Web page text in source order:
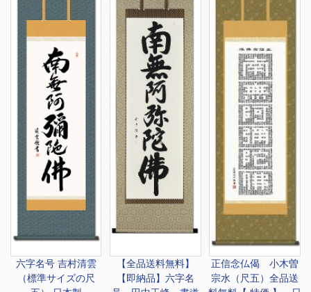
六字名号 吉村清雲
（標準サイズの尺
【全品送料無料】
【即納品】六字名
正信念仏偈 小木曽
宗水（尺五）全品送